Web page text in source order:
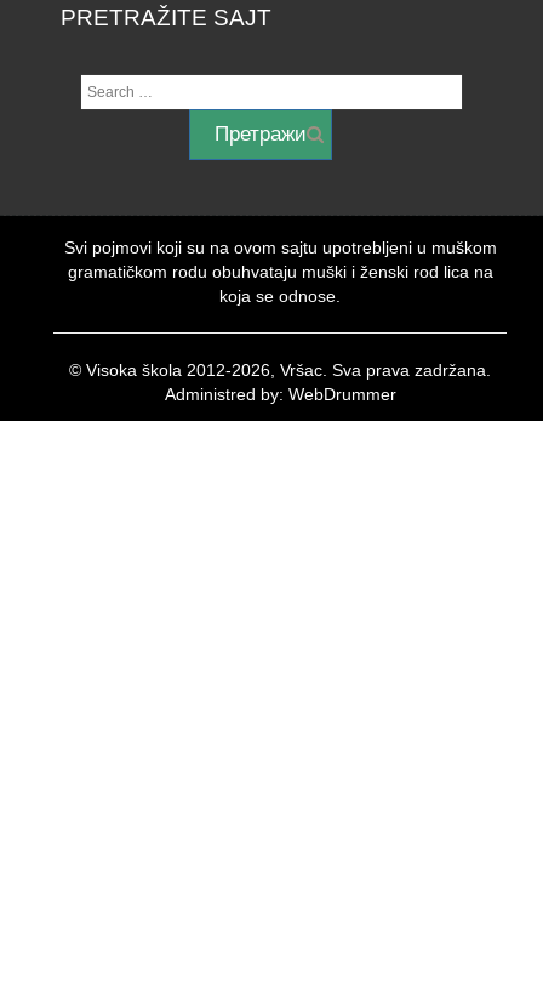
PRETRAŽITE SAJT
Svi pojmovi koji su na ovom sajtu upotrebljeni u muškom
gramatičkom rodu obuhvataju muški i ženski rod lica na
koja se odnose.
© Visoka škola 2012-2026, Vršac. Sva prava zadržana.
Administred by: WebDrummer